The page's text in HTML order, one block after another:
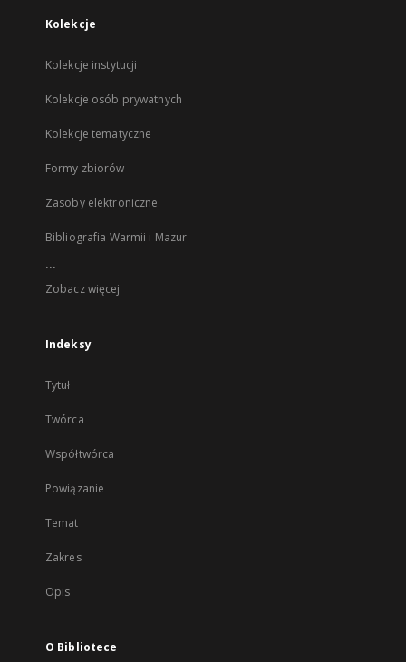
Kolekcje
Kolekcje instytucji
Kolekcje osób prywatnych
Kolekcje tematyczne
Formy zbiorów
Zasoby elektroniczne
Bibliografia Warmii i Mazur
...
Zobacz więcej
Indeksy
Tytuł
Twórca
Współtwórca
Powiązanie
Temat
Zakres
Opis
O Bibliotece